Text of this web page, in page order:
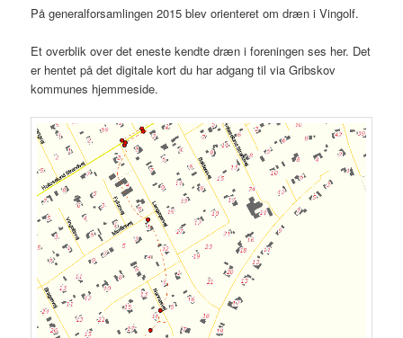
På generalforsamlingen 2015 blev orienteret om dræn i Vingolf.
Et overblik over det eneste kendte dræn i foreningen ses her. Det
er hentet på det digitale kort du har adgang til via Gribskov
kommunes hjemmeside.